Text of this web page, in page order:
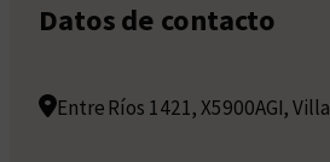
Datos de contacto
Entre Ríos 1421, X5900AGI,